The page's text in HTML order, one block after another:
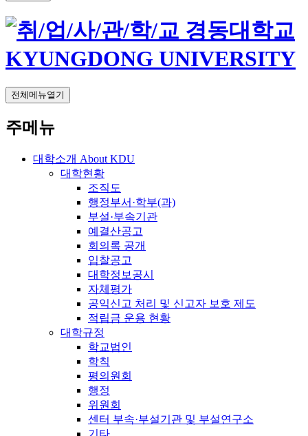
전체메뉴열기
주메뉴
대학소개 About KDU
대학현황
조직도
행정부서·학부(과)
부설·부속기관
예결산공고
회의록 공개
입찰공고
대학정보공시
자체평가
공익신고 처리 및 신고자 보호 제도
적립금 운용 현황
대학규정
학교법인
학칙
평의원회
행정
위원회
센터 부속·부설기관 및 부설연구소